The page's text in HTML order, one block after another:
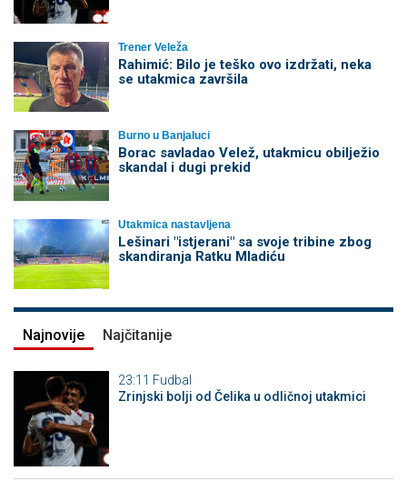
Trener Veleža
Rahimić: Bilo je teško ovo izdržati, neka
se utakmica završila
Burno u Banjaluci
Borac savladao Velež, utakmicu obilježio
skandal i dugi prekid
Utakmica nastavljena
Lešinari "istjerani" sa svoje tribine zbog
skandiranja Ratku Mladiću
Najnovije Najčitanije
23:11 Fudbal
Zrinjski bolji od Čelika u odličnoj utakmici